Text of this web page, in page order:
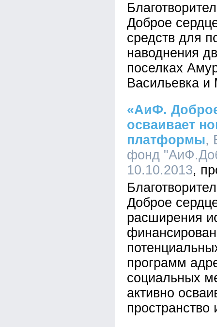
Доброе
средств для
наводнения
поселках
Васильевка и
«АиФ.
осваивает
платформы,
фонд
10.10.2013
Доброе
расширения
программ
социальных
активно
пространство